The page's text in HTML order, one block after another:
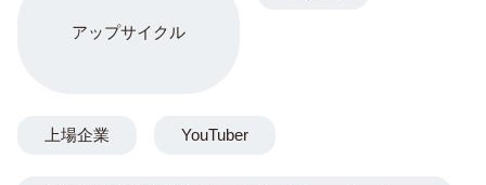
アップサイクル
上場企業 YouTuber